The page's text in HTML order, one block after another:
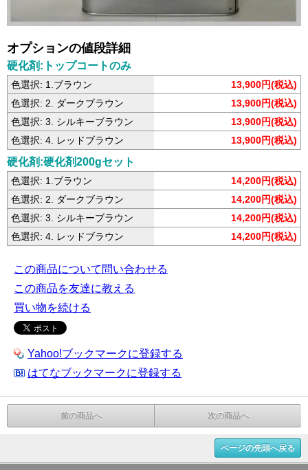
オプションの値段詳細
硬化剤:トップコートのみ
色選択: 1.ブラウン
13,900円(税込)
色選択: 2. ダークブラウン
13,900円(税込)
色選択: 3. シルキーブラウン
13,900円(税込)
色選択: 4. レッドブラウン
13,900円(税込)
硬化剤:硬化剤200gセット
色選択: 1.ブラウン
14,200円(税込)
色選択: 2. ダークブラウン
14,200円(税込)
色選択: 3. シルキーブラウン
14,200円(税込)
色選択: 4. レッドブラウン
14,200円(税込)
この商品について問い合わせる
この商品を友達に教える
買い物を続ける
Yahoo!ブックマークに登録する
はてなブックマークに登録する
前の商品へ 次の商品へ
ページの先頭へ戻る